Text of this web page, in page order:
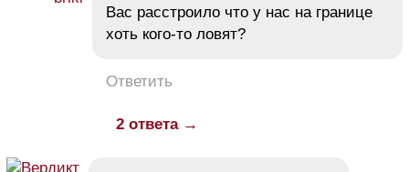
Вас расстроило что у нас на границе
хоть кого-то ловят?
Ответить
2 ответа →